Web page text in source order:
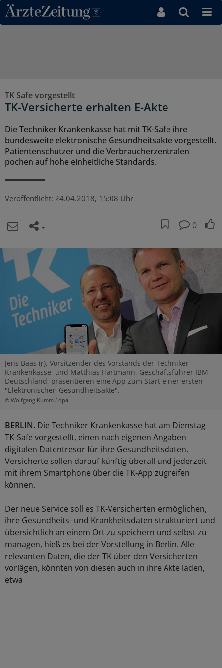
Direkt zum Inhaltsbereich
TK Safe vorgestellt
TK-Versicherte erhalten E-Akte
Die Techniker Krankenkasse hat mit TK-Safe ihre
bundesweite elektronische Gesundheitsakte vorgestellt.
Patientenschützer und die Verbraucherzentralen
pochen auf hohe einheitliche Standards.
Veröffentlicht: 24.04.2018, 15:08 Uhr
0
Jens Baas (r), Vorsitzender des Vorstands der Techniker
Krankenkasse, und Matthias Hartmann, Geschäftsführer IBM
Deutschland, präsentieren eine App zum Start einer ersten
"Elektronischen Gesundheitsakte".
© Wolfgang Kumm / dpa
BERLIN. Die Techniker Krankenkasse hat am Dienstag
TK-Safe vorgestellt, einen nach eigenen Angaben
digitalen Datentresor für ihre Gesundheitsdaten.
Versicherte sollen darauf künftig überall und jederzeit
mit ihrem Smartphone über die TK-App zugreifen
können.
Der neue Service soll es TK-Versicherten ermöglichen,
ihre Gesundheits- und Krankheitsdaten strukturiert und
übersichtlich an einem Ort zu speichern und selbst zu
managen, hieß es bei der Vorstellung in Berlin. Alle
relevanten Daten, die der TK über den Versicherten
vorlägen, könnten von diesen auch in ihre Akte laden,
etwa